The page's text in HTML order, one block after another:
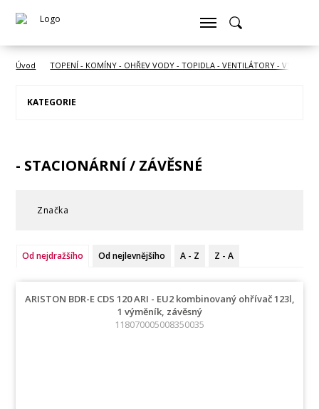
Úvod TOPENÍ - KOMÍNY - OHŘEV VODY - TOPIDLA - VENTILÁTORY -
KATEGORIE
- STACIONÁRNÍ / ZÁVĚSNÉ
Značka
Od nejdražšího Od nejlevnějšího A - Z Z - A
ARISTON BDR-E CDS 120 ARI - EU2 kombinovaný ohřívač 123l,
1 výměník, závěsný
118070005008350035